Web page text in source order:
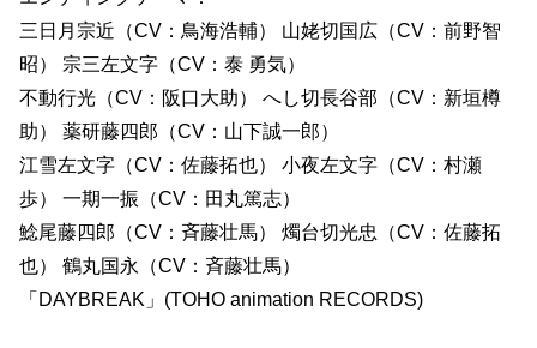
三日月宗近（CV：鳥海浩輔） 山姥切国広（CV：前野智
昭） 宗三左文字（CV：泰 勇気）
不動行光（CV：阪口大助） へし切長谷部（CV：新垣樽
助） 薬研藤四郎（CV：山下誠一郎）
江雪左文字（CV：佐藤拓也） 小夜左文字（CV：村瀬
歩） 一期一振（CV：田丸篤志）
鯰尾藤四郎（CV：斉藤壮馬） 燭台切光忠（CV：佐藤拓
也） 鶴丸国永（CV：斉藤壮馬）
「DAYBREAK」(TOHO animation RECORDS)